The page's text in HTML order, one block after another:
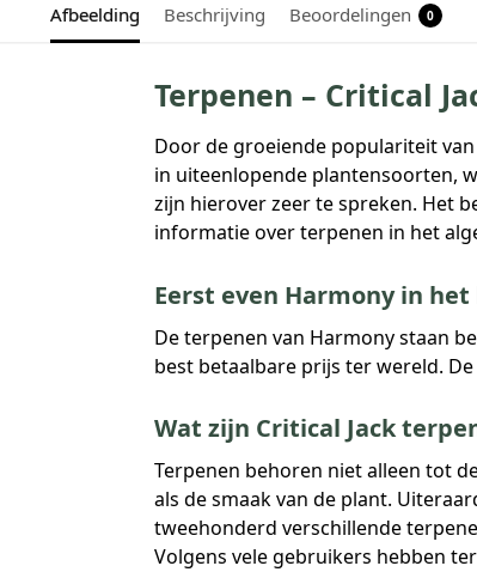
Afbeelding Beschrijving Beoordelingen 0
Terpenen – Critical
Door de groeiende populariteit
in uiteenlopende plantensoorten,
zijn hierover zeer te spreken. Het
informatie over terpenen in het
Eerst even Harmony in
De terpenen van Harmony staan
best betaalbare prijs ter wereld.
Wat zijn Critical Jack
Terpenen behoren niet alleen tot
als de smaak van de plant.
tweehonderd verschillende
Volgens vele gebruikers hebben